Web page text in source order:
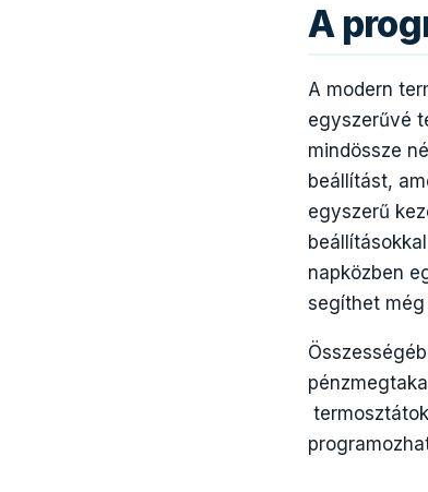
A
A modern
egyszerűvé
mindössze
beállítást,
egyszerű
napközben
segíthet